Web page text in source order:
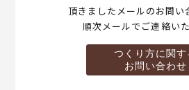
頂きましたメールのお問い
順次メールでご連絡いた
つくり方に関す
お問い合わせ